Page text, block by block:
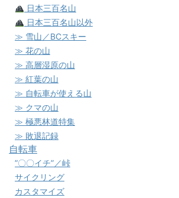
日本三百名山
日本三百名山以外
≫ 雪山／BCスキー
≫ 花の山
≫ 高層湿原の山
≫ 紅葉の山
≫ 自転車が使える山
≫ クマの山
≫ 極悪林道特集
≫ 敗退記録
自転車
”〇〇イチ”／峠
サイクリング
カスタマイズ